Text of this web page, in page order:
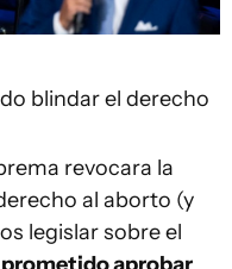
blindar el derecho
revocara la
al aborto (y
legislar sobre el